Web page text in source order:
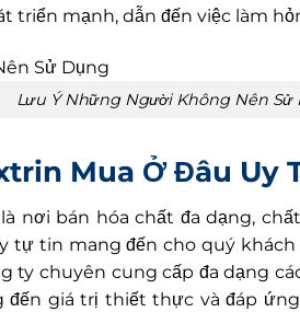
triển mạnh, dẫn đến việc làm
Lưu Ý Những Người Không Nên Sử
Mua Ở Đâu Uy
là nơi bán hóa chất đa dạng,
tự tin mang đến cho quý
ty chuyên cung cấp đa dạng
giá trị thiết thực và đáp